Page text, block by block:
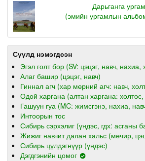
Дарьганга
(эмийн ургамлын
Сүүлд нэмэгдсэн
Эгэл голт бор (SV: цэцэг, навч, нахиа,
Алаг башир (цэцэг, навч)
Гиннал агч (хар мөрний агч: навч,
Одой харгана (алтан харгана: холтос,
Гашуун гуа (MC: жимсгэнэ, нахиа,
Интоорын тос
Сибирь сэрхэлиг (үндэс, гдх: асганы
Жижиг навчит далан хальс (мөчир,
Сибирь цүлдэгнүүр (үндэс)
Дэгдгэнийн цомог